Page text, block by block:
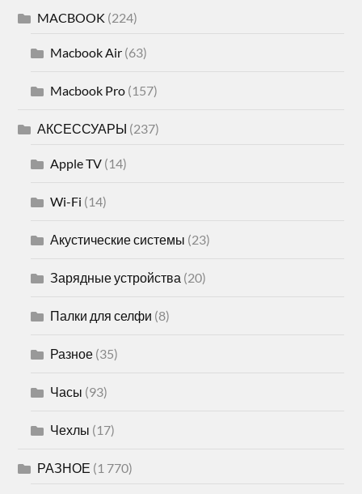
MACBOOK (224)
Macbook Air (63)
Macbook Pro (157)
АКСЕССУАРЫ (237)
Apple TV (14)
Wi-Fi (14)
Акустические системы (23)
Зарядные устройства (20)
Палки для селфи (8)
Разное (35)
Часы (93)
Чехлы (17)
РАЗНОЕ (1 770)